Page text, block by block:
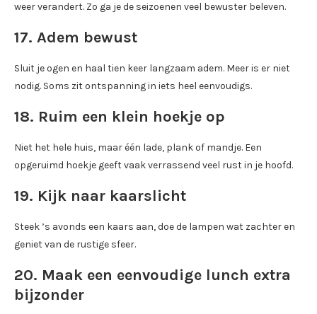
weer verandert. Zo ga je de seizoenen veel bewuster beleven.
17. Adem bewust
Sluit je ogen en haal tien keer langzaam adem. Meer is er niet
nodig. Soms zit ontspanning in iets heel eenvoudigs.
18. Ruim een klein hoekje op
Niet het hele huis, maar één lade, plank of mandje. Een
opgeruimd hoekje geeft vaak verrassend veel rust in je hoofd.
19. Kijk naar kaarslicht
Steek ’s avonds een kaars aan, doe de lampen wat zachter en
geniet van de rustige sfeer.
20. Maak een eenvoudige lunch extra
bijzonder